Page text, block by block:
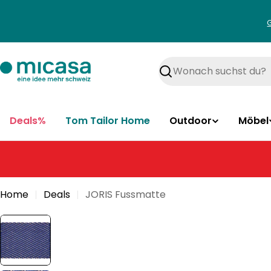
Suchen
Deals% Tom Tailor Home Outdoor Möbel
Home Deals JORIS Fussmatte